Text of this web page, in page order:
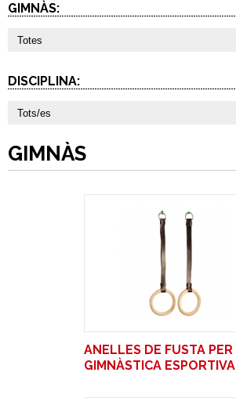
GIMNÀS:
Totes
DISCIPLINA:
Tots/es
GIMNÀS
ANELLES DE FUSTA PER
GIMNÀSTICA ESPORTIVA